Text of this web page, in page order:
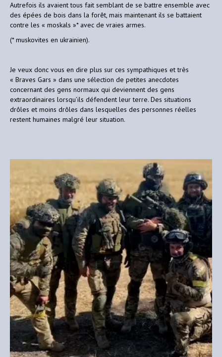
Autrefois ils avaient tous fait semblant de se battre ensemble avec
des épées de bois dans la forêt, mais maintenant ils se battaient
contre les « moskals »* avec de vraies armes.
(* muskovites en ukrainien).
Je veux donc vous en dire plus sur ces sympathiques et très
« Braves Gars » dans une sélection de petites anecdotes
concernant des gens normaux qui deviennent des gens
extraordinaires lorsqu’ils défendent leur terre. Des situations
drôles et moins drôles dans lesquelles des personnes réelles
restent humaines malgré leur situation.